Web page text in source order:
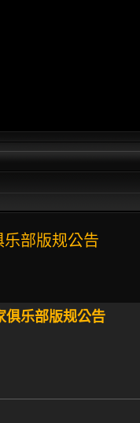
乐部版规公告
俱乐部版规公告